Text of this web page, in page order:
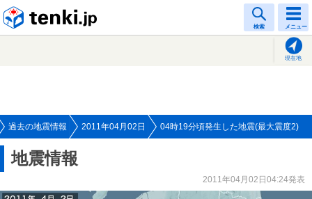
検索 メニュー
現在地
過去の地震情報 2011年04月02日 04時19分頃発生した地震(最大震度2)
地震情報
2011年04月02日04:24発表